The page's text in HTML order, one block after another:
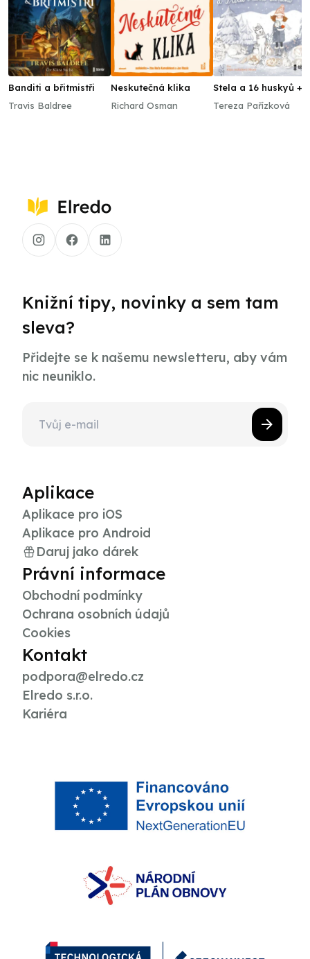
Banditi a břitmistři
Travis Baldree
Neskutečná klika
Richard Osman
Stela a 16 huskyů +
Tereza Pařízková
Knižní tipy, novinky a sem tam
sleva?
Přidejte se k našemu newsletteru, aby vám
nic neuniklo.
Aplikace
Aplikace pro iOS
Aplikace pro Android
Daruj jako dárek
Právní informace
Obchodní podmínky
Ochrana osobních údajů
Cookies
Kontakt
podpora@elredo.cz
Elredo s.r.o.
Kariéra